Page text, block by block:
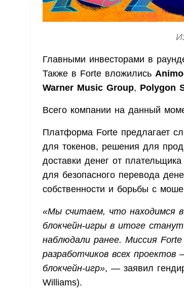
Главными инвесторами в
Также в Forte вложились
Warner Music Group, Polygon
Всего компании на данный
Платформа Forte предлагает
для токенов, решения для
доставки денег от
для безопасного перевода
собственности и борьбы с
«Мы считаем, что находимся в
блокчейн-игры в итоге
наблюдали ранее. Миссия
разработчиков всех
блокчейн-игр», — заявил
Williams).